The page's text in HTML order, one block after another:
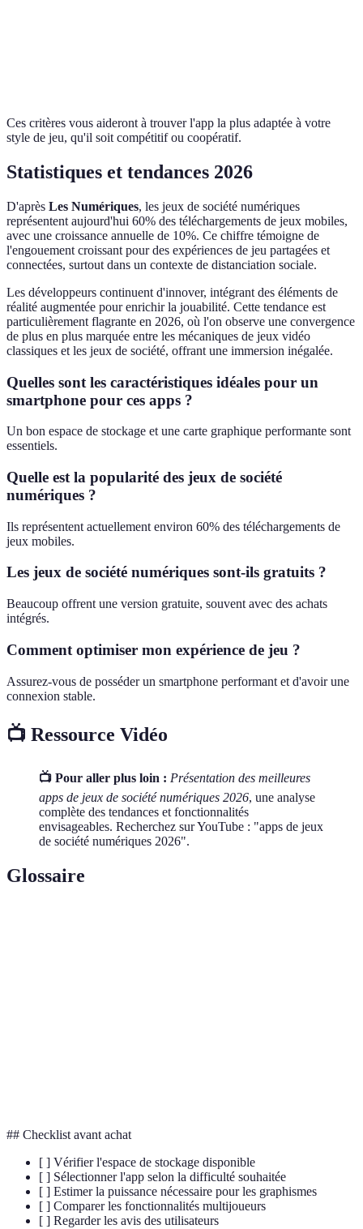
Ces critères vous aideront à trouver l'app la plus adaptée à votre
style de jeu, qu'il soit compétitif ou coopératif.
Statistiques et tendances 2026
D'après Les Numériques, les jeux de société numériques
représentent aujourd'hui 60% des téléchargements de jeux mobiles,
avec une croissance annuelle de 10%. Ce chiffre témoigne de
l'engouement croissant pour des expériences de jeu partagées et
connectées, surtout dans un contexte de distanciation sociale.
Les développeurs continuent d'innover, intégrant des éléments de
réalité augmentée pour enrichir la jouabilité. Cette tendance est
particulièrement flagrante en 2026, où l'on observe une convergence
de plus en plus marquée entre les mécaniques de jeux vidéo
classiques et les jeux de société, offrant une immersion inégalée.
Quelles sont les caractéristiques idéales pour un
smartphone pour ces apps ?
Un bon espace de stockage et une carte graphique performante sont
essentiels.
Quelle est la popularité des jeux de société
numériques ?
Ils représentent actuellement environ 60% des téléchargements de
jeux mobiles.
Les jeux de société numériques sont-ils gratuits ?
Beaucoup offrent une version gratuite, souvent avec des achats
intégrés.
Comment optimiser mon expérience de jeu ?
Assurez-vous de posséder un smartphone performant et d'avoir une
connexion stable.
📺 Ressource Vidéo
📺 Pour aller plus loin : Présentation des meilleures
apps de jeux de société numériques 2026, une analyse
complète des tendances et fonctionnalités
envisageables. Recherchez sur YouTube : "apps de jeux
de société numériques 2026".
Glossaire
## Checklist avant achat
[ ] Vérifier l'espace de stockage disponible
[ ] Sélectionner l'app selon la difficulté souhaitée
[ ] Estimer la puissance nécessaire pour les graphismes
[ ] Comparer les fonctionnalités multijoueurs
[ ] Regarder les avis des utilisateurs